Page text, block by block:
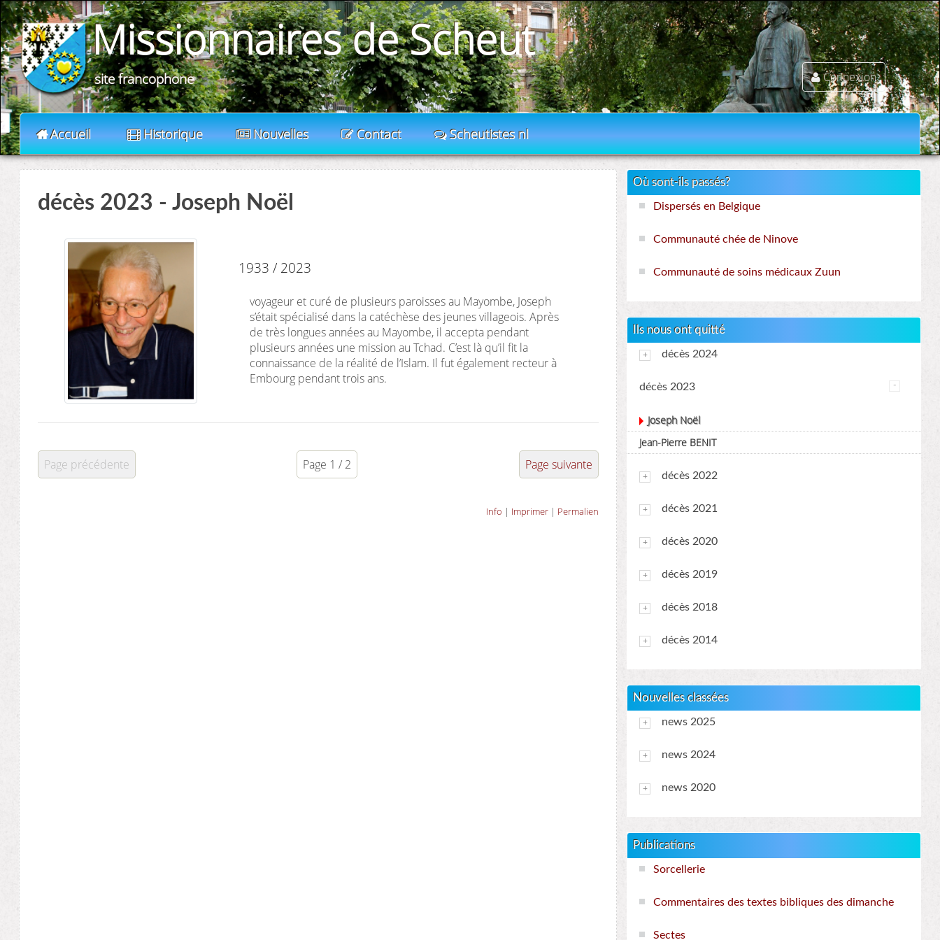
Missionnaires de Scheut
site francophone Connexion
Accueil Historique Nouvelles Contact Scheutistes nl
décès 2023 - Joseph Noël
1933 / 2023
voyageur et curé de plusieurs paroisses au Mayombe, Joseph
s’était spécialisé dans la catéchèse des jeunes villageois. Après
de très longues années au Mayombe, il accepta pendant
plusieurs années une mission au Tchad. C’est là qu’il fit la
connaissance de la réalité de l’Islam. Il fut également recteur à
Embourg pendant trois ans.
Page précédente Page 1 / 2 Page suivante
Info | Imprimer| Permalien
Où sont-ils passés?
Dispersés en Belgique
Communauté chée de Ninove
Communauté de soins médicaux Zuun
Ils nous ont quitté
décès 2024
décès 2023
Joseph Noël
Jean-Pierre BENIT
décès 2022
décès 2021
décès 2020
décès 2019
décès 2018
décès 2014
Nouvelles classées
news 2025
news 2024
news 2020
Publications
Sorcellerie
Commentaires des textes bibliques des dimanche
Sectes